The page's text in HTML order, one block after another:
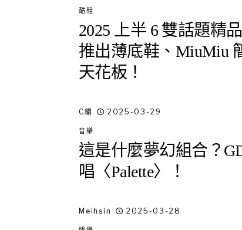
酷鞋
2025 上半 6 雙話題精
推出薄底鞋、MiuMiu
天花板！
C編 2025-03-29
音樂
這是什麼夢幻組合？
唱〈Palette〉！
Meihsin 2025-03-28